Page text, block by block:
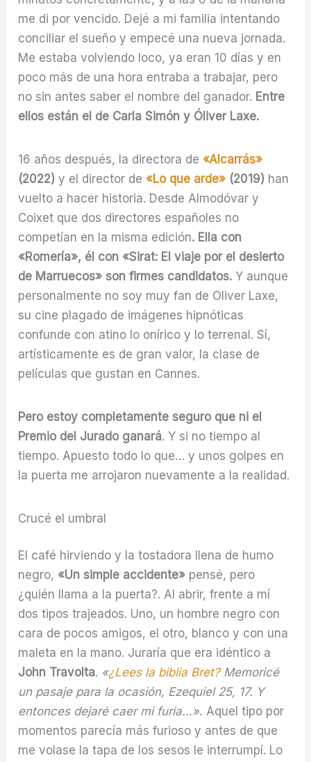
me di por vencido. Dejé a mi familia intentando
conciliar el sueño y empecé una nueva jornada.
Me estaba volviendo loco, ya eran 10 días y en
poco más de una hora entraba a trabajar, pero
no sin antes saber el nombre del ganador. Entre
ellos están el de Carla Simón y Óliver Laxe.
16 años después, la directora de «Alcarrás»
(2022)y el director de «Lo que arde» (2019) han
vuelto a hacer historia. Desde Almodóvar y
Coixet que dos directores españoles no
competían en la misma edición. Ella con
«Romería», él con «Sirat: El viaje por el desierto
de Marruecos» son firmes candidatos.Y aunque
personalmente no soy muy fan de Oliver Laxe,
su cine plagado de imágenes hipnóticas
confunde con atino lo onírico y lo terrenal. Sí,
artísticamente es de gran valor, la clase de
películas que gustan en Cannes.
Pero estoy completamente seguro que ni el
Premio del Jurado ganará. Y si no tiempo al
tiempo. Apuesto todo lo que… y unos golpes en
la puerta me arrojaron nuevamente a la realidad.
Crucé el umbral
El café hirviendo y la tostadora llena de humo
negro, «Un simple accidente» pensé, pero
¿quién llama a la puerta?. Al abrir, frente a mí
dos tipos trajeados. Uno, un hombre negro con
cara de pocos amigos, el otro, blanco y con una
maleta en la mano. Juraría que era idéntico a
John Travolta. «¿Lees la biblia Bret?Memoricé
un pasaje para la ocasión, Ezequiel 25, 17. Y
entonces dejaré caer mi furia…». Aquel tipo por
momentos parecía más furioso y antes de que
me volase la tapa de los sesos le interrumpí. Lo